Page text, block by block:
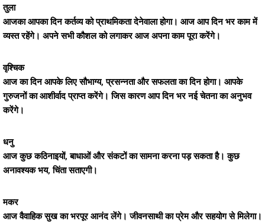
तुला
आजका आपका दिन कर्तव्य को प्राथमिकता देनेवाला होगा। आज आप दिन भर काम में
व्यस्त रहेंगे। अपने सभी कौशल को लगाकर आज अपना काम पूरा करेंगे।
वृश्चिक
आज का दिन आपके लिए सौभाग्य, प्रसन्नता और सफलता का दिन होगा। आपके
गुरुजनों का आशीर्वाद प्राप्त करेंगे। जिस कारण आप दिन भर नई चेतना का अनुभव
करेंगे।
धनु
आज कुछ कठिनाइयों, बाधाओं और संकटों का सामना करना पड़ सकता है। कुछ
अनावश्यक भय, चिंता सताएगी।
मकर
आज वैवाहिक सुख का भरपूर आनंद लेंगे। जीवनसाथी का प्रेम और सहयोग से मिलेगा।